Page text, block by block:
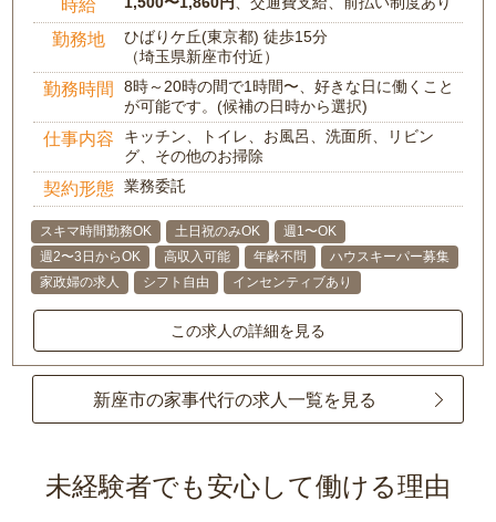
時給
勤務地
ひばりケ丘(東京都) 徒歩15分
（埼玉県新座市付近）
勤務時間
8時～20時の間で1時間〜、好きな日に働くこと
が可能です。(候補の日時から選択)
仕事内容
キッチン、トイレ、お風呂、洗面所、リビン
グ、その他のお掃除
契約形態 業務委託
スキマ時間勤務OK 土日祝のみOK
週1〜OK
週2〜3日からOK
高収入可能 年齢不問
ハウスキーパー募集
家政婦の求人
シフト自由 インセンティブあり
この求人の詳細を見る
新座市の家事代行の求人一覧を見る
未経験者でも安心して働ける理由